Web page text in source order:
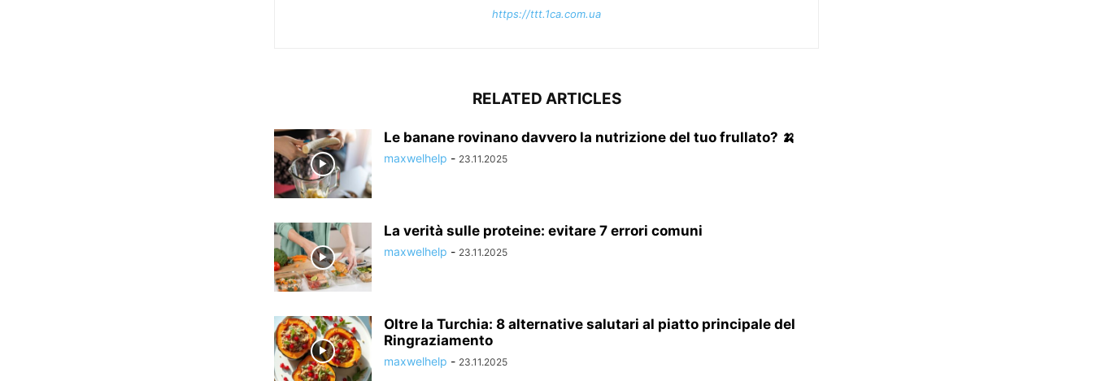
https://ttt.1ca.com.ua
RELATED ARTICLES
Le banane rovinano davvero la nutrizione del tuo frullato? 🍌
maxwelhelp - 23.11.2025
La verità sulle proteine: evitare 7 errori comuni
maxwelhelp - 23.11.2025
Oltre la Turchia: 8 alternative salutari al piatto principale del
Ringraziamento
maxwelhelp - 23.11.2025